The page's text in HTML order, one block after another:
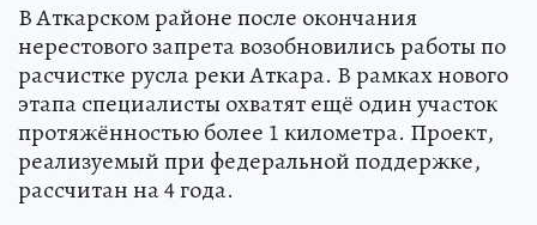
В Аткарском районе после окончания
нерестового запрета возобновились работы по
расчистке русла реки Аткара. В рамках нового
этапа специалисты охватят ещё один участок
протяжённостью более 1 километра. Проект,
реализуемый при федеральной поддержке,
рассчитан на 4 года.